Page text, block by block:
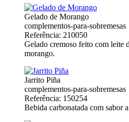
Gelado de Morango
complementos-para-sobremesas
Referência: 210050
Gelado cremoso feito com leite
morango.
Jarrito Piña
complementos-para-sobremesas
Referência: 150254
Bebida carbonatada com sabor